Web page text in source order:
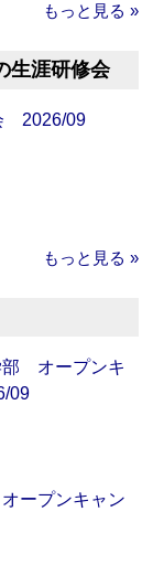
もっと見る »
生涯研修会
2026/09
もっと見る »
オープンキ
09
ープンキャン